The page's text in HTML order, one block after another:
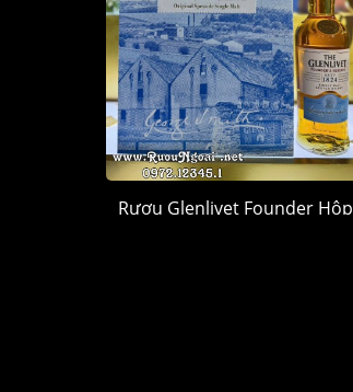
Rượu Glenlivet Founder Hộp